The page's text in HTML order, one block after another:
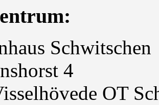
Schwitschen
4
OT